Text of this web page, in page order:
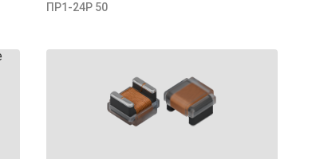
ПР1-24Р 50